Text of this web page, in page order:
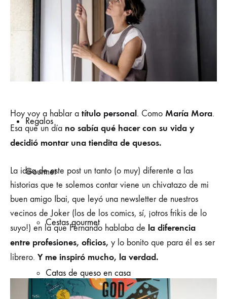
Vinos de autor
Despensa, Pan y Dulce
Regalos
Gourmet
Cestas gourmet
Catas de queso en casa
Hoy voy a hablar a título personal. Como María Mora.
Esa que un día no sabía qué hacer con su vida y
decidió montar una tiendita de quesos.
La idea de este post un tanto (o muy) diferente a las
historias que te solemos contar viene un chivatazo de mi
buen amigo Ibai, que leyó una newsletter de nuestros
vecinos de Joker (los de los comics, sí, ¡otros frikis de lo
suyo!) en la que Fernando hablaba de la diferencia
entre profesiones, oficios, y lo bonito que para él es ser
librero. Y me inspiró mucho, la verdad.